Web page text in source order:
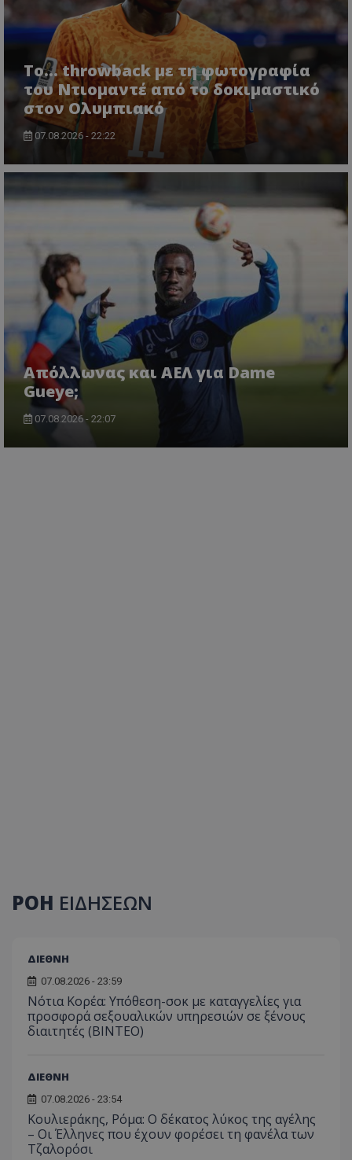
Το... throwback με τη φωτογραφία
του Ντιομαντέ από το δοκιμαστικό
στον Ολυμπιακό
07.08.2026 - 22:22
Απόλλωνας και ΑΕΛ για Dame
Gueye;
07.08.2026 - 22:07
ΡΟΗ ΕΙΔΗΣΕΩΝ
ΔΙΕΘΝΗ
07.08.2026 - 23:59
Νότια Κορέα: Υπόθεση-σοκ με καταγγελίες για
προσφορά σεξουαλικών υπηρεσιών σε ξένους
διαιτητές (BINTEO)
ΔΙΕΘΝΗ
07.08.2026 - 23:54
Κουλιεράκης, Ρόμα: Ο δέκατος λύκος της αγέλης
– Οι Έλληνες που έχουν φορέσει τη φανέλα των
Τζαλορόσι